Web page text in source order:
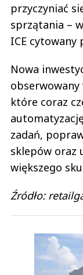
przyczyniać
sprzątania –
ICE
Nowa
obserwowany
które coraz
zadań,
sklepów oraz
większego
Źródło: